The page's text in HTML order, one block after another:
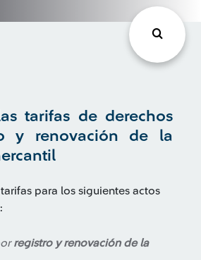
tarifas de derechos
y renovación de la
para los siguientes actos
registro y renovación de la